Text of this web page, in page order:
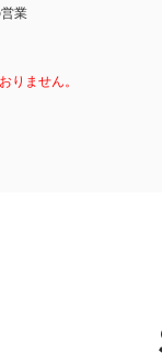
業
りません。